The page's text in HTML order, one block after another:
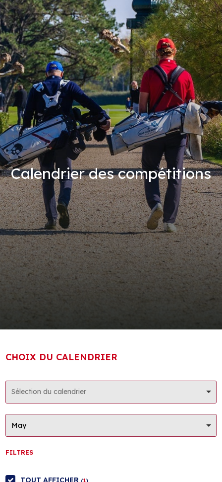
Calendrier des compétitions
CHOIX DU CALENDRIER
Sélection du calendrier
May
FILTRES
TOUT AFFICHER (1)